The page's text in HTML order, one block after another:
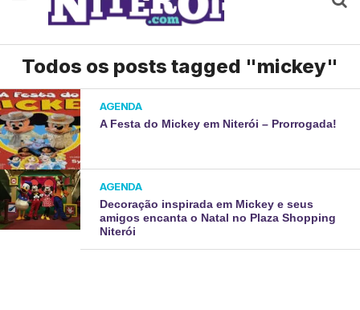
Todos os posts tagged "mickey"
AGENDA
A Festa do Mickey em Niterói – Prorrogada!
AGENDA
Decoração inspirada em Mickey e seus
amigos encanta o Natal no Plaza Shopping
Niterói